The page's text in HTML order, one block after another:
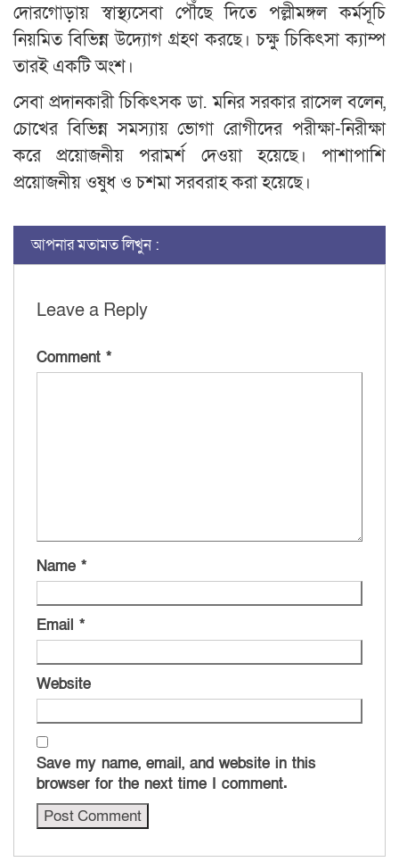
দোরগোড়ায় স্বাস্থ্যসেবা পৌঁছে দিতে পল্লীমঙ্গল কর্মসূচি
নিয়মিত বিভিন্ন উদ্যোগ গ্রহণ করছে। চক্ষু চিকিৎসা ক্যাম্প
তারই একটি অংশ।
সেবা প্রদানকারী চিকিৎসক ডা. মনির সরকার রাসেল বলেন,
চোখের বিভিন্ন সমস্যায় ভোগা রোগীদের পরীক্ষা-নিরীক্ষা
করে প্রয়োজনীয় পরামর্শ দেওয়া হয়েছে। পাশাপাশি
প্রয়োজনীয় ওষুধ ও চশমা সরবরাহ করা হয়েছে।
আপনার মতামত লিখুন :
Leave a Reply
Comment *
Name *
Email *
Website
Save my name, email, and website in this
browser for the next time I comment.